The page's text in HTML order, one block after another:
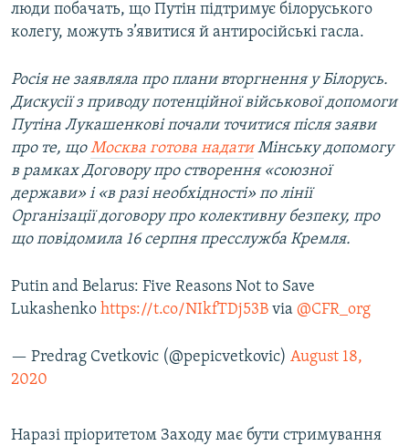
люди побачать, що Путін підтримує білоруського
колегу, можуть з’явитися й антиросійські гасла.
Росія не заявляла про плани вторгнення у Білорусь.
Дискусії з приводу потенційної військової допомоги
Путіна Лукашенкові почали точитися після заяви
про те, щоМосква готова надатиМінську допомогу
в рамках Договору про створення «союзної
держави» і «в разі необхідності» по лінії
Організації договору про колективну безпеку, про
що повідомила 16 серпня пресслужба Кремля.
Putin and Belarus: Five Reasons Not to Save
Lukashenko https://t.co/NIkfTDj53B via @CFR_org
— Predrag Cvetkovic (@pepicvetkovic) August 18,
2020
Наразі пріоритетом Заходу має бути стримування